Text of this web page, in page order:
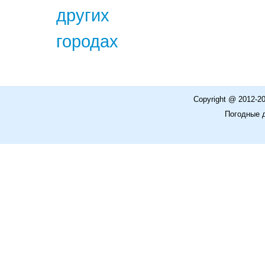
других
городах
Copyright @ 2012-
Погодные